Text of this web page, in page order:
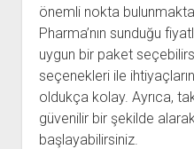
önemli nokta
Pharma’nın sunduğu
uygun bir paket
seçenekleri ile
oldukça kolay. Ayrıca,
güvenilir bir şekilde
başlayabilirsiniz.